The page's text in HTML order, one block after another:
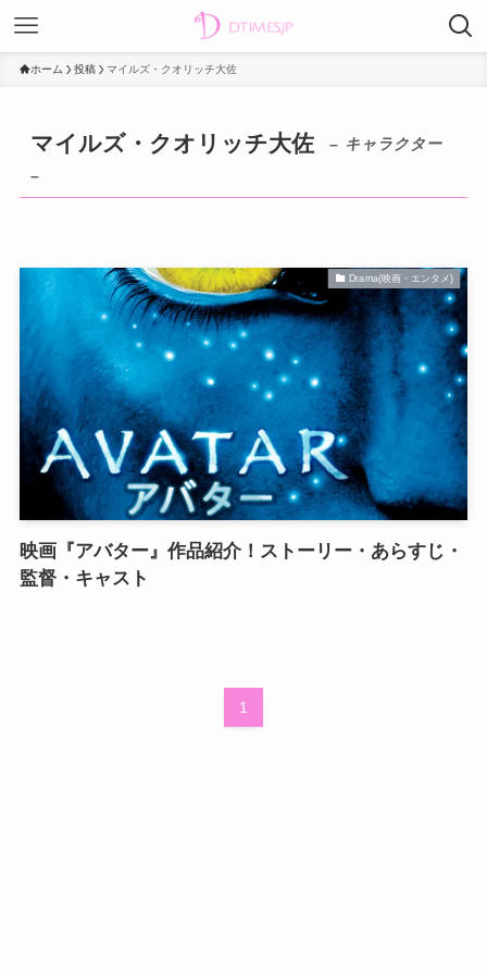
ホーム 投稿 マイルズ・クオリッチ大佐
マイルズ・クオリッチ大佐
– キャラクター
–
Drama(映画・エンタメ)
映画『アバター』作品紹介！ストーリー・あらすじ・
監督・キャスト
1